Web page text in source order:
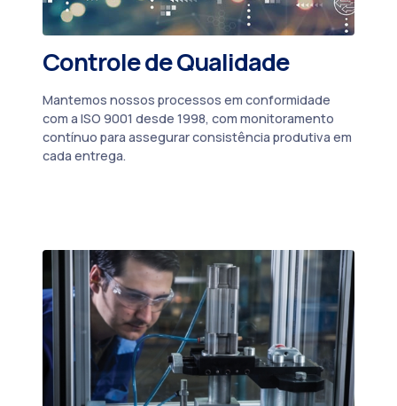
Controle de Qualidade
Mantemos nossos processos em conformidade
com a ISO 9001 desde 1998, com monitoramento
contínuo para assegurar consistência produtiva em
cada entrega.